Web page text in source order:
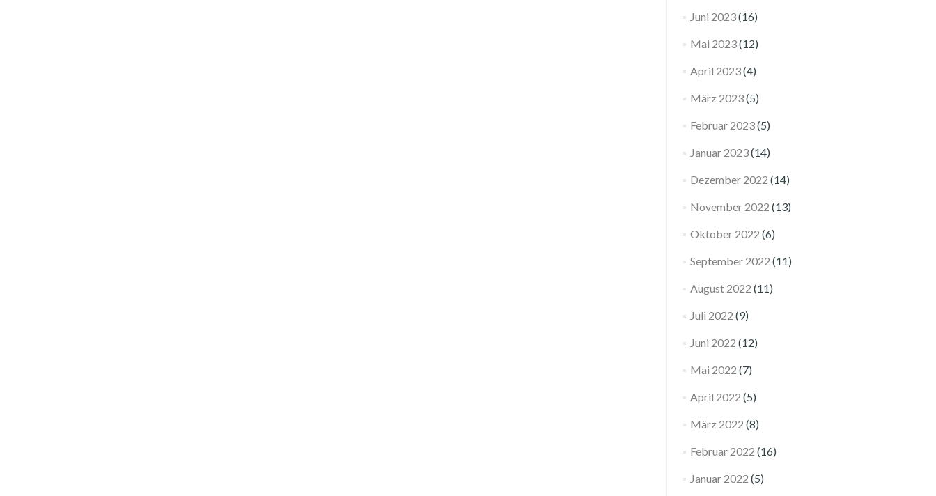
Juni 2023(16)
Mai 2023(12)
April 2023(4)
März 2023(5)
Februar 2023(5)
Januar 2023(14)
Dezember 2022 (14)
November 2022 (13)
Oktober 2022 (6)
September 2022 (11)
August 2022 (11)
Juli 2022 (9)
Juni 2022 (12)
Mai 2022 (7)
April 2022 (5)
März 2022 (8)
Februar 2022 (16)
Januar 2022 (5)